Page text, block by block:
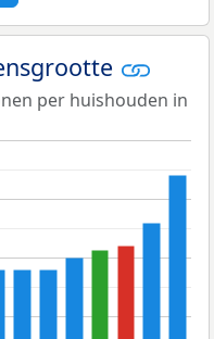
per huishouden in